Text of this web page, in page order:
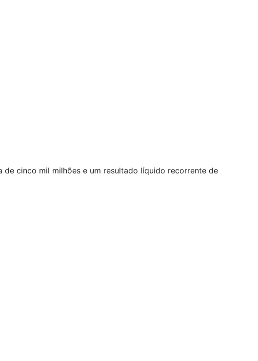
de cinco mil milhões e um resultado líquido recorrente de